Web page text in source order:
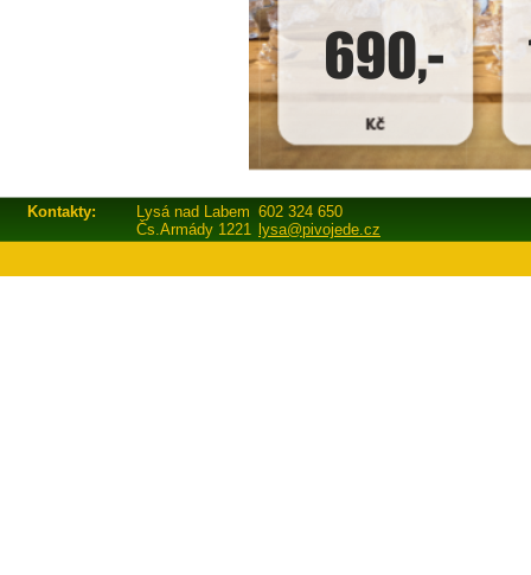
Kontakty: Lysá nad Labem 602 324 650
Čs.Armády 1221 lysa@pivojede.cz